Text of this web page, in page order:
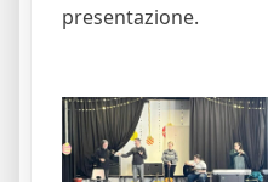
presentazione.